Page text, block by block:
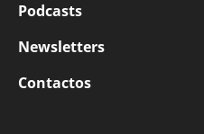
Podcasts
Newsletters
Contactos